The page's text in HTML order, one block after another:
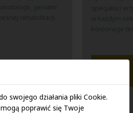
swojego działania pliki Cookie.
poprawić się Twoje